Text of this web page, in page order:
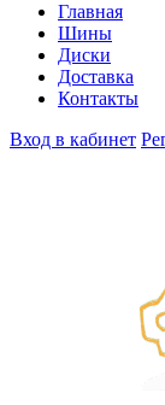
Главная
Шины
Диски
Доставка
Контакты
Вход в кабинет